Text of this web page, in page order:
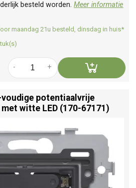
besteld worden.Meer informatie
maandag 21u besteld, dinsdag in huis*
+
-
potentiaalvrije
met witte LED (170-67171)